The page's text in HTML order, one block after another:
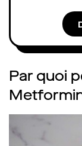
Par quoi